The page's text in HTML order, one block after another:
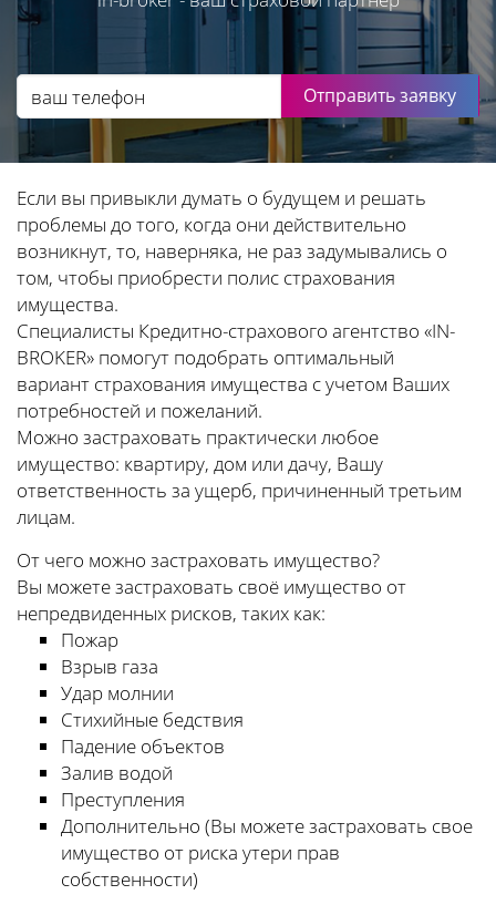
Отправить заявку
Если вы привыкли думать о будущем и решать
проблемы до того, когда они действительно
возникнут, то, наверняка, не раз задумывались о
том, чтобы приобрести полис страхования
имущества.
Специалисты Кредитно-страхового агентство «IN-
BROKER» помогут подобрать оптимальный
вариант страхования имущества с учетом Ваших
потребностей и пожеланий.
Можно застраховать практически любое
имущество: квартиру, дом или дачу, Вашу
ответственность за ущерб, причиненный третьим
лицам.
От чего можно застраховать имущество?
Вы можете застраховать своё имущество от
непредвиденных рисков, таких как:
Пожар
Взрыв газа
Удар молнии
Стихийные бедствия
Падение объектов
Залив водой
Преступления
Дополнительно (Вы можете застраховать свое
имущество от риска утери прав
собственности)